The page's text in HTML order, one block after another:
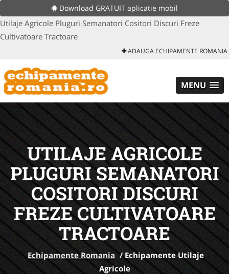
Download GRATUIT aplicatie mobil
Utilaje Agricole Pluguri Semanatori Cositori Discuri Freze
Cultivatoare Tractoare
ADAUGA ECHIPAMENTE ROMANIA
MENU
UTILAJE AGRICOLE
PLUGURI SEMANATORI
COSITORI DISCURI
FREZE CULTIVATOARE
TRACTOARE
Echipamente Romania /Echipamente Utilaje
Agricole